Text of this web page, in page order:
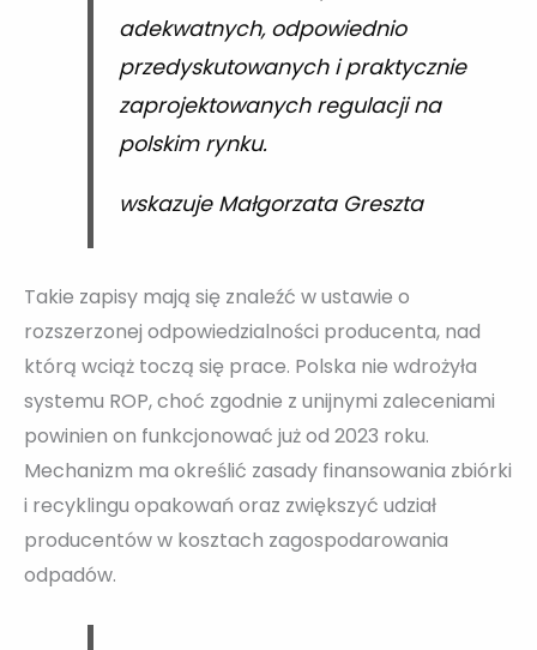
adekwatnych, odpowiednio
przedyskutowanych i praktycznie
zaprojektowanych regulacji na
polskim rynku.
wskazuje Małgorzata Greszta
Takie zapisy mają się znaleźć w ustawie o
rozszerzonej odpowiedzialności producenta, nad
którą wciąż toczą się prace. Polska nie wdrożyła
systemu ROP, choć zgodnie z unijnymi zaleceniami
powinien on funkcjonować już od 2023 roku.
Mechanizm ma określić zasady finansowania zbiórki
i recyklingu opakowań oraz zwiększyć udział
producentów w kosztach zagospodarowania
odpadów.